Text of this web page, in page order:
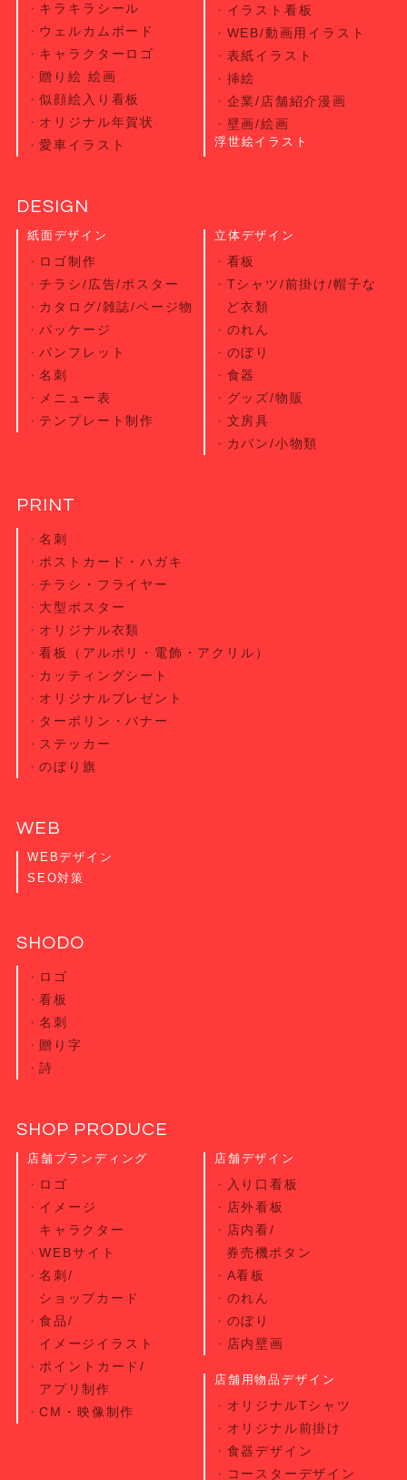
キラキラシール
ウェルカムボード
キャラクターロゴ
贈り絵 絵画
似顔絵入り看板
オリジナル年賀状
愛車イラスト
イラスト看板
WEB/動画用イラスト
表紙イラスト
挿絵
企業/店舗紹介漫画
壁画/絵画
浮世絵イラスト
DESIGN
紙面デザイン
ロゴ制作
チラシ/広告/ポスター
カタログ/雑誌/ページ物
パッケージ
パンフレット
名刺
メニュー表
テンプレート制作
立体デザイン
看板
Tシャツ/前掛け/帽子な
ど衣類
のれん
のぼり
食器
グッズ/物販
文房具
カバン/小物類
PRINT
名刺
ポストカード・ハガキ
チラシ・ フライヤー
大型ポスター
オリジナル衣類
看板（アルポリ・電飾・アクリル）
カッティングシート
オリジナルプレゼント
ターポリン・バナー
ステッカー
のぼり旗
WEB
WEBデザイン
SEO対策
SHODO
ロゴ
看板
名刺
贈り字
詩
SHOP PRODUCE
店舗ブランディング
ロゴ
イメージ
キャラクター
WEBサイト
名刺/
ショップカード
食品/
イメージイラスト
ポイントカード/
アプリ制作
CM・映像制作
店舗デザイン
入り口看板
店外看板
店内看/
券売機ボタン
A看板
のれん
のぼり
店内壁画
店舗用物品デザイン
オリジナルTシャツ
オリジナル前掛け
食器デザイン
コースターデザイン